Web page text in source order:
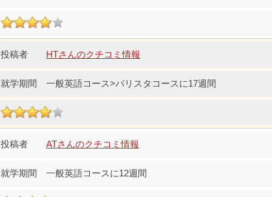
HTさんのクチコミ情報
一般英語コース>バリスタコースに17週間
ATさんのクチコミ情報
一般英語コースに12週間